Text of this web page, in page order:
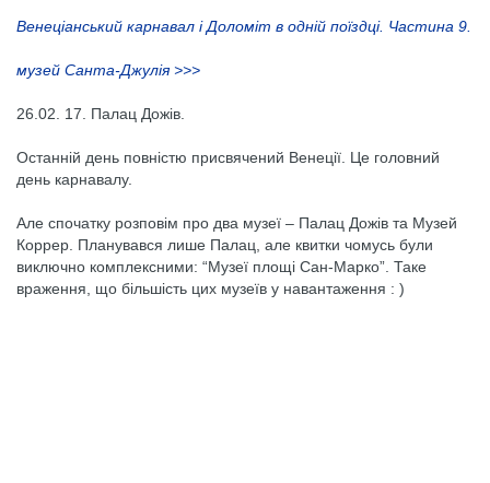
Венеціанський карнавал і Доломіт в одній поїздці. Частина 9.
музей Санта-Джулія >>>
26.02. 17. Палац Дожів.
Останній день повністю присвячений Венеції. Це головний
день карнавалу.
Але спочатку розповім про два музеї – Палац Дожів та Музей
Коррер. Планувався лише Палац, але квитки чомусь були
виключно комплексними: “Музеї площі Сан-Марко”. Таке
враження, що більшість цих музеїв у навантаження : )